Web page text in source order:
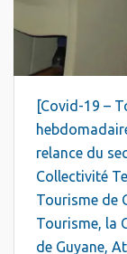
[Covid-19 –
relance du
Collectivité
Tourisme de
Tourisme, la
de Guyane,